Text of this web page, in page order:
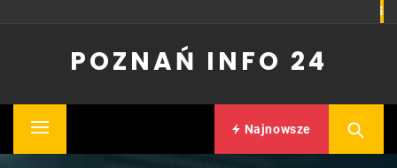
POZNAŃ INFO 24
Primary
Najnowsze